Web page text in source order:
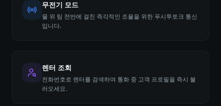
무전기 모드
물 위 팀 전반에 걸친 즉각적인 조율을 위한 푸시투토크 통신
입니다.
렌터 조회
전화번호로 렌터를 검색하여 통화 중 고객 프로필을 즉시 불
러오세요.